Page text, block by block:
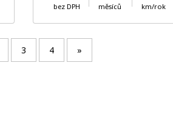
bez DPH
měsíců
km/rok
3 4 »